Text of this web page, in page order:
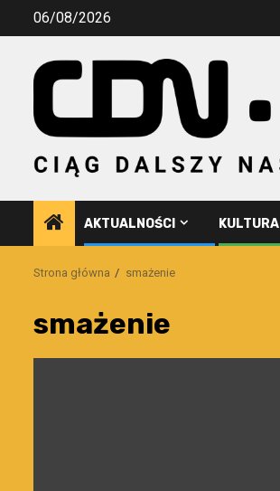
Przejdź06/08/2026
AKTUALNOŚCI KULTURA
Strona główna smażenie
smażenie